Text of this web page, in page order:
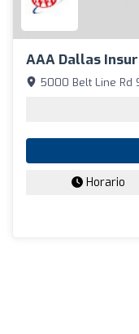
AAA Dallas
5000 Belt Line Rd
Horario